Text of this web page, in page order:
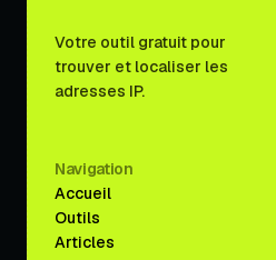
Votre outil gratuit pour
trouver et localiser les
adresses IP.
Navigation
Accueil
Outils
Articles